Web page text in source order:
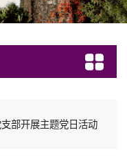
部开展主题党日活动